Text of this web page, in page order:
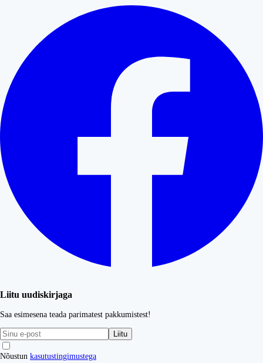
Liitu uudiskirjaga
Saa esimesena teada parimatest pakkumistest!
Liitu
Nõustun kasutustingimustega